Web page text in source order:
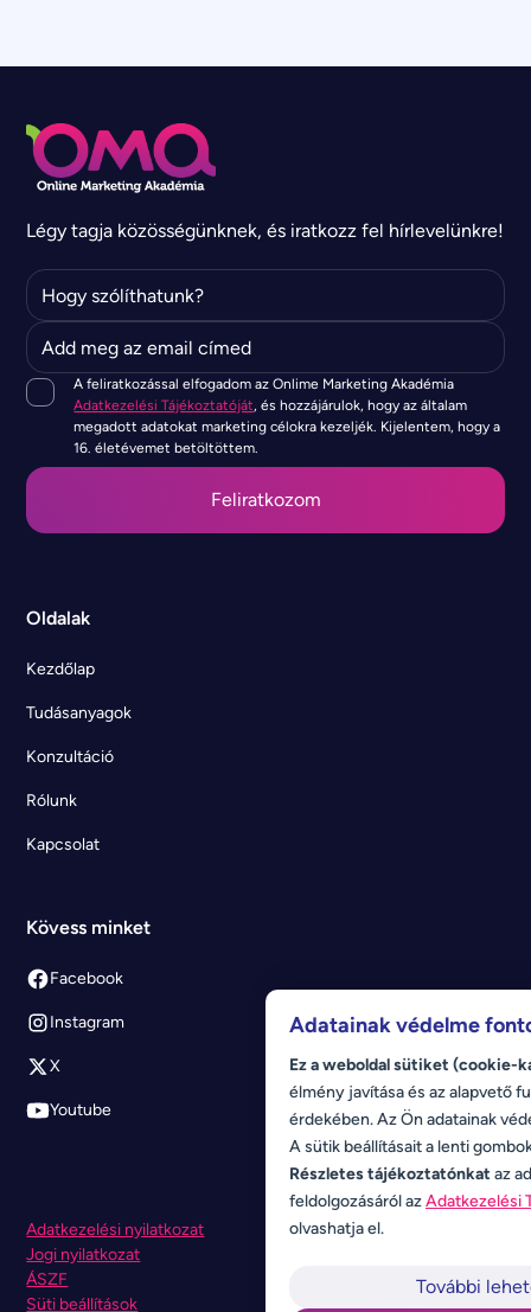
Légy tagja közösségünknek, és iratkozz fel hírlevelünkre!
A feliratkozással elfogadom az Onlime Marketing Akadémia
Adatkezelési Tájékoztatóját, és hozzájárulok, hogy az általam
megadott adatokat marketing célokra kezeljék. Kijelentem, hogy a
16. életévemet betöltöttem.
Oldalak
Kezdőlap
Tudásanyagok
Konzultáció
Rólunk
Kapcsolat
Kövess minket
Facebook
Instagram
X
Youtube
Adatkezelési nyilatkozat
Jogi nyilatkozat
ÁSZF
Süti beállítások
Adatainak védelme
Ez a weboldal sütiket (cookie-
élmény javítása és az alapvető
érdekében. Az Ön adatainak
A sütik beállításait a lenti
Részletes tájékoztatónkat az
feldolgozásáról azAdatkezelési
olvashatja el.
További